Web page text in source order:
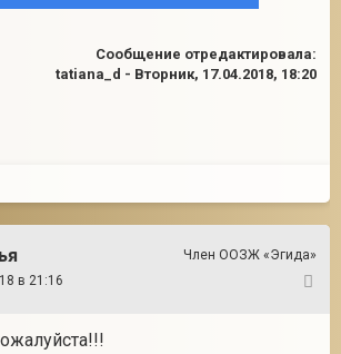
Сообщение отредактировала:
tatiana_d - Вторник, 17.04.2018, 18:20
Член ООЗЖ «Эгида»
в 21:16